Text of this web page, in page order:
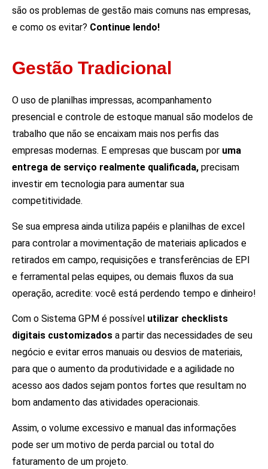
são os problemas de gestão mais comuns nas empresas,
e como os evitar? Continue lendo!
Gestão Tradicional
O uso de planilhas impressas, acompanhamento
presencial e controle de estoque manual são modelos de
trabalho que não se encaixam mais nos perfis das
empresas modernas. E empresas que buscam por uma
entrega de serviço realmente qualificada, precisam
investir em tecnologia para aumentar sua
competitividade.
Se sua empresa ainda utiliza papéis e planilhas de excel
para controlar a movimentação de materiais aplicados e
retirados em campo, requisições e transferências de EPI
e ferramental pelas equipes, ou demais fluxos da sua
operação, acredite: você está perdendo tempo e dinheiro!
Com o Sistema GPM é possível utilizar checklists
digitais customizados a partir das necessidades de seu
negócio e evitar erros manuais ou desvios de materiais,
para que o aumento da produtividade e a agilidade no
acesso aos dados sejam pontos fortes que resultam no
bom andamento das atividades operacionais.
Assim, o volume excessivo e manual das informações
pode ser um motivo de perda parcial ou total do
faturamento de um projeto.